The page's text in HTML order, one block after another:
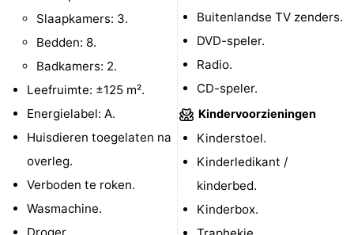
Rondleidingen
-
Fietsen
-
Slaapkamers: 3.
Bedden: 8.
Badkamers: 2.
Leefruimte: ±125 m².
Energielabel: A.
Huisdieren toegelaten na
overleg.
Verboden te roken.
Wasmachine.
Buitenlandse TV zenders.
DVD-speler.
Radio.
CD-speler.
Kindervoorzieningen
Kinderstoel.
Kinderledikant /
kinderbed.
Kinderbox.